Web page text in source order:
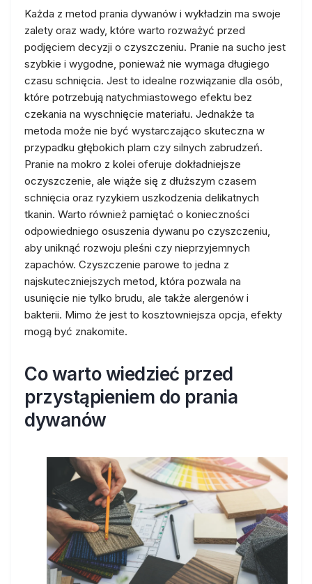
Każda z metod prania dywanów i wykładzin ma swoje
zalety oraz wady, które warto rozważyć przed
podjęciem decyzji o czyszczeniu. Pranie na sucho jest
szybkie i wygodne, ponieważ nie wymaga długiego
czasu schnięcia. Jest to idealne rozwiązanie dla osób,
które potrzebują natychmiastowego efektu bez
czekania na wyschnięcie materiału. Jednakże ta
metoda może nie być wystarczająco skuteczna w
przypadku głębokich plam czy silnych zabrudzeń.
Pranie na mokro z kolei oferuje dokładniejsze
oczyszczenie, ale wiąże się z dłuższym czasem
schnięcia oraz ryzykiem uszkodzenia delikatnych
tkanin. Warto również pamiętać o konieczności
odpowiedniego osuszenia dywanu po czyszczeniu,
aby uniknąć rozwoju pleśni czy nieprzyjemnych
zapachów. Czyszczenie parowe to jedna z
najskuteczniejszych metod, która pozwala na
usunięcie nie tylko brudu, ale także alergenów i
bakterii. Mimo że jest to kosztowniejsza opcja, efekty
mogą być znakomite.
Co warto wiedzieć przed
przystąpieniem do prania
dywanów